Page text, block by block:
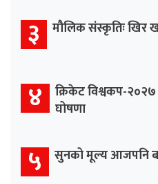
३ मौलिक संस्कृतिः खिर
४
क्रिकेट विश्वकप-
घोषणा
५ सुनको मूल्य आजपनि